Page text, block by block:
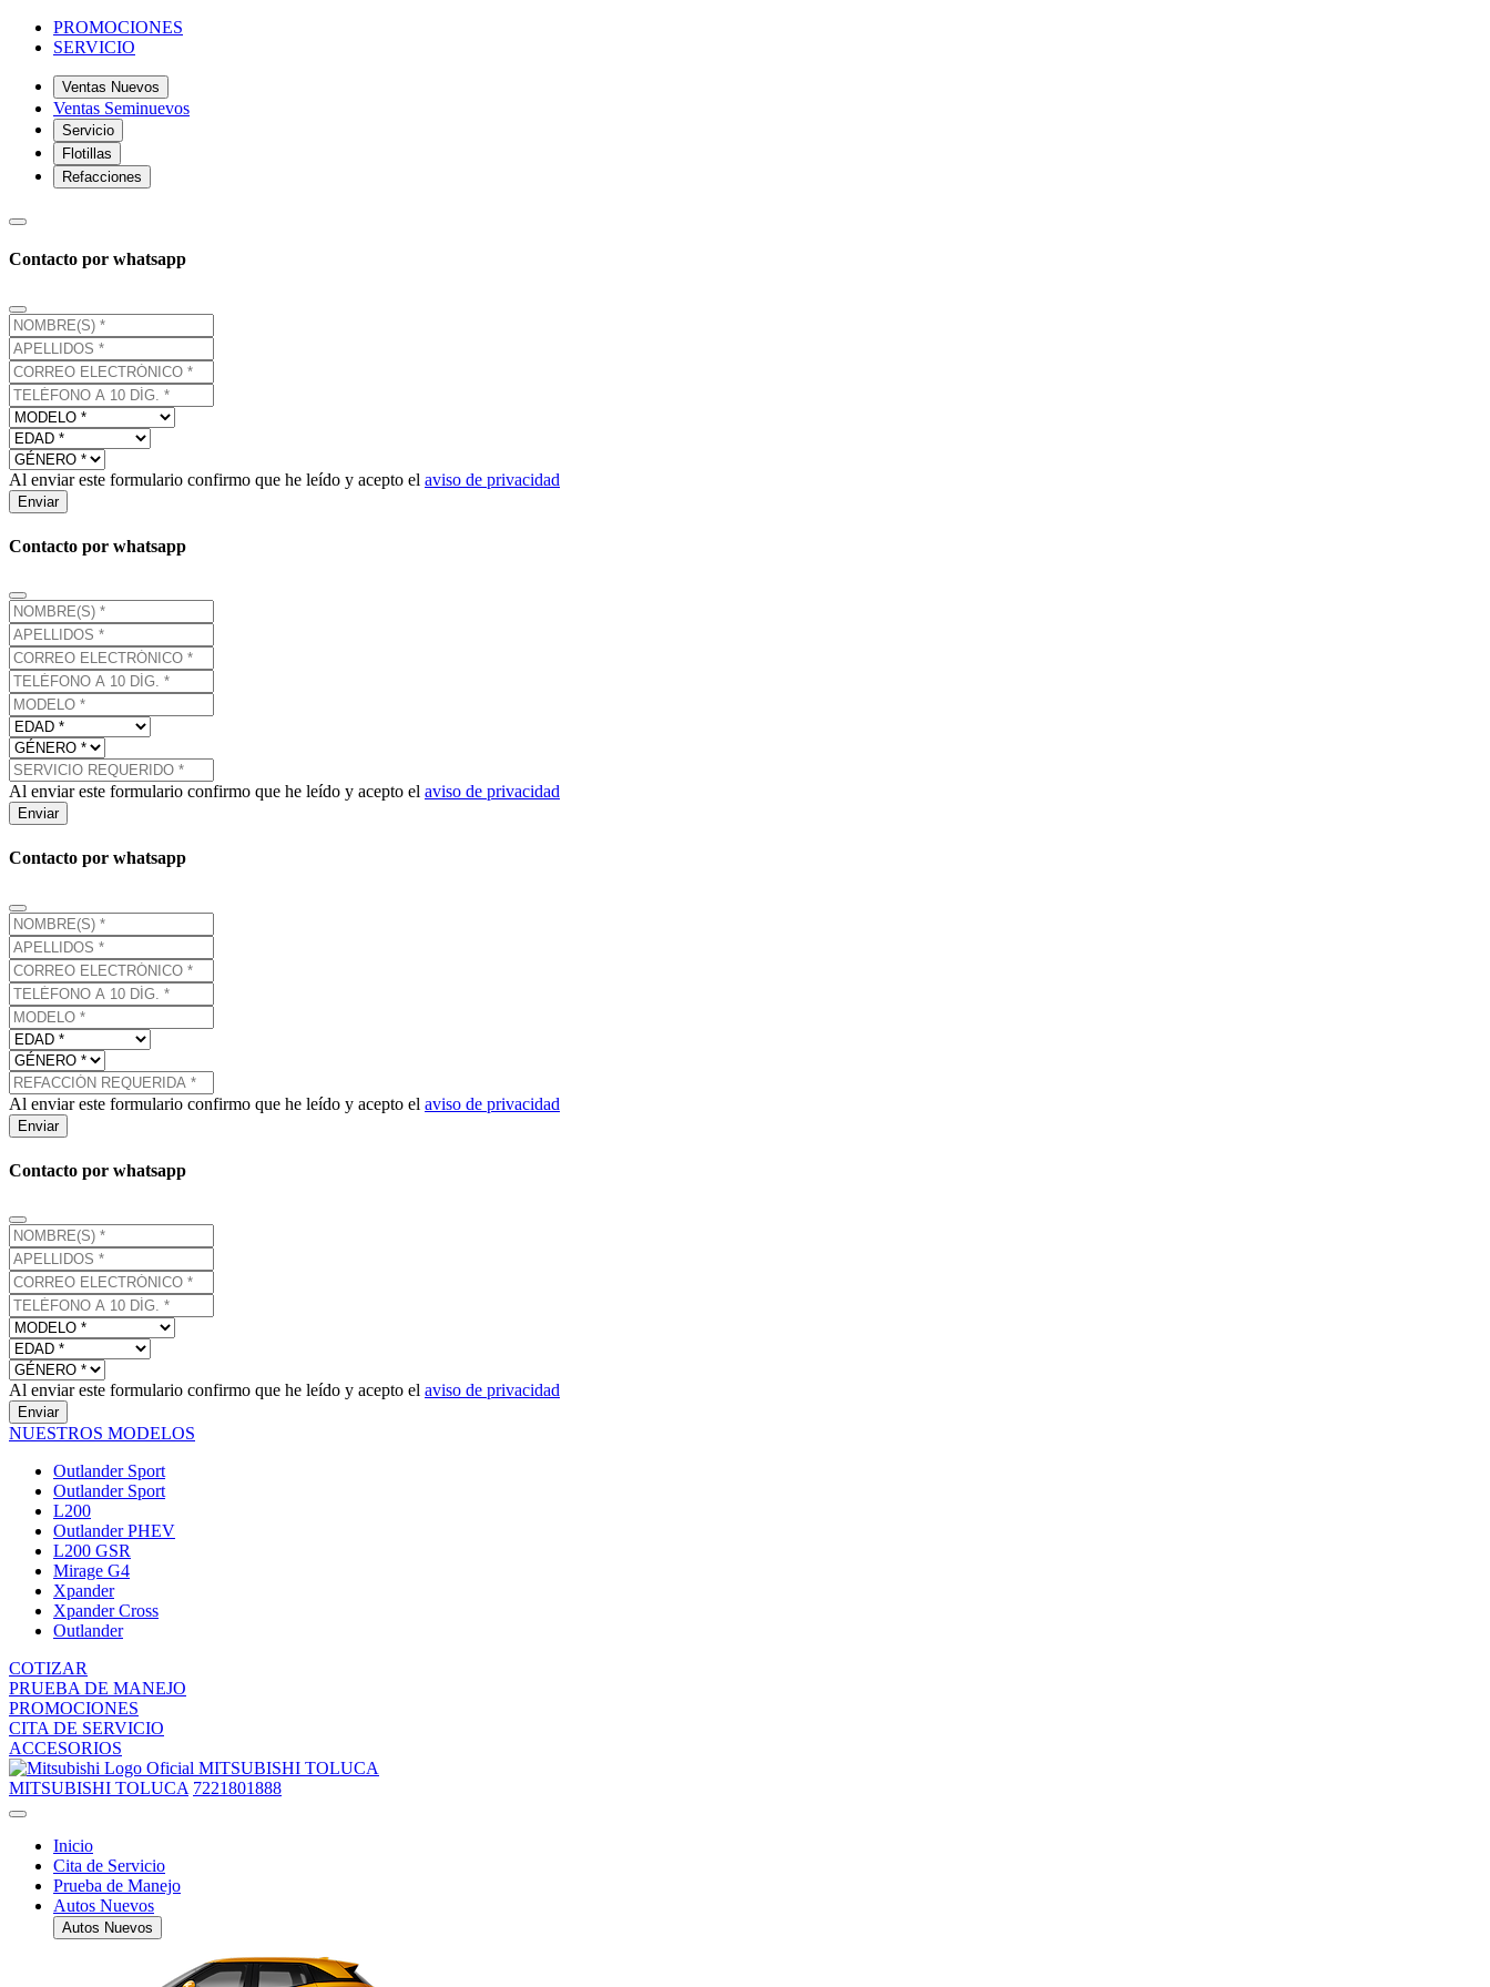
PROMOCIONES
SERVICIO
Ventas Nuevos
Ventas Seminuevos
Servicio
Flotillas
Refacciones
Contacto por whatsapp
Al enviar este formulario confirmo que he leído y acepto el aviso de privacidad
Enviar
Contacto por whatsapp
Al enviar este formulario confirmo que he leído y acepto el aviso de privacidad
Enviar
Contacto por whatsapp
Al enviar este formulario confirmo que he leído y acepto el aviso de privacidad
Enviar
Contacto por whatsapp
Al enviar este formulario confirmo que he leído y acepto el aviso de privacidad
Enviar
NUESTROS MODELOS
Outlander Sport
Outlander Sport
L200
Outlander PHEV
L200 GSR
Mirage G4
Xpander
Xpander Cross
Outlander
COTIZAR
PRUEBA DE MANEJO
PROMOCIONES
CITA DE SERVICIO
ACCESORIOS
MITSUBISHI TOLUCA
MITSUBISHI TOLUCA 7221801888
Inicio
Cita de Servicio
Prueba de Manejo
Autos Nuevos
Autos Nuevos